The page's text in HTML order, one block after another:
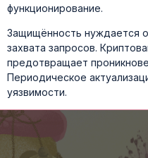
функционирование.
Защищённость нуждается
захвата запросов.
предотвращает
Периодическое
уязвимости.